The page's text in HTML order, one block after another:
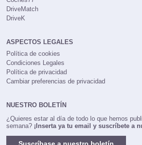
DriveMatch
DriveK
ASPECTOS LEGALES
Política de cookies
Condiciones Legales
Política de privacidad
Cambiar preferencias de privacidad
NUESTRO BOLETÍN
¿Quieres estar al día de todo lo que hemos
semana? ¡Inserta ya tu email y suscríbete a